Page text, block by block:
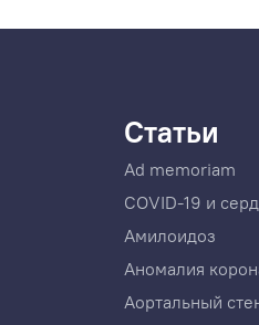
Статьи
Ad memoriam
COVID-19 и
Амилоидоз
Аномалия
Аортальный